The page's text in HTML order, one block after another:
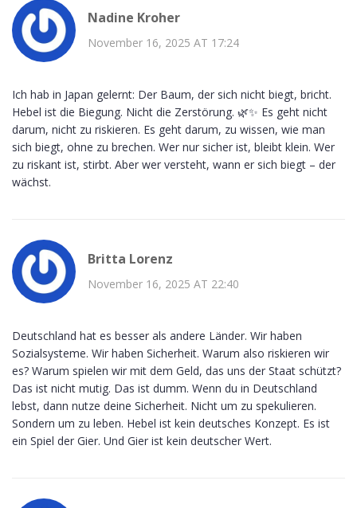
Nadine Kroher
November 16, 2025 AT 17:24
Ich hab in Japan gelernt: Der Baum, der sich nicht biegt, bricht.
Hebel ist die Biegung. Nicht die Zerstörung. 🌿✨ Es geht nicht
darum, nicht zu riskieren. Es geht darum, zu wissen, wie man
sich biegt, ohne zu brechen. Wer nur sicher ist, bleibt klein. Wer
zu riskant ist, stirbt. Aber wer versteht, wann er sich biegt – der
wächst.
Britta Lorenz
November 16, 2025 AT 22:40
Deutschland hat es besser als andere Länder. Wir haben
Sozialsysteme. Wir haben Sicherheit. Warum also riskieren wir
es? Warum spielen wir mit dem Geld, das uns der Staat schützt?
Das ist nicht mutig. Das ist dumm. Wenn du in Deutschland
lebst, dann nutze deine Sicherheit. Nicht um zu spekulieren.
Sondern um zu leben. Hebel ist kein deutsches Konzept. Es ist
ein Spiel der Gier. Und Gier ist kein deutscher Wert.